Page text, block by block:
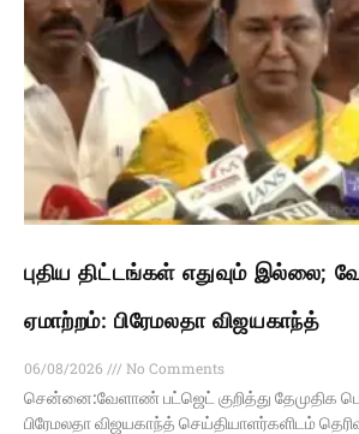
புதிய திட்டங்கள் எதுவும் இல்லை;
ஏமாற்றம்: பிரேமலதா விஜயகாந்த்
06/08/2026
No Comments
சென்னை:வேளாண் பட்ஜெட் குறித்து தேமுதிக
பிரேமலதா விஜயகாந்த் செய்தியாளர்களிடம்